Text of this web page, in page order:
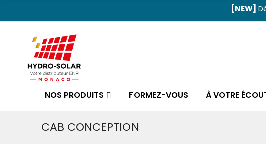
[NEW]
NOS PRODUITS FORMEZ-VOUS À VOTRE
CAB CONCEPTION